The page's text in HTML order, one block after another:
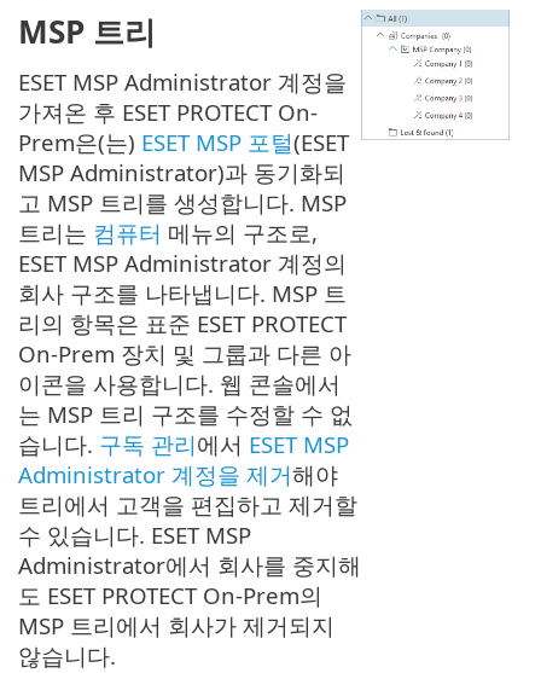
MSP 트리
ESET MSP Administrator 계정을
가져온 후 ESET PROTECT On-
Prem은(는) ESET MSP 포털(ESET
MSP Administrator)과 동기화되
고 MSP 트리를 생성합니다. MSP
트리는 컴퓨터 메뉴의 구조로,
ESET MSP Administrator 계정의
회사 구조를 나타냅니다. MSP 트
리의 항목은 표준 ESET PROTECT
On-Prem 장치 및 그룹과 다른 아
이콘을 사용합니다. 웹 콘솔에서
는 MSP 트리 구조를 수정할 수 없
습니다. 구독 관리에서 ESET MSP
Administrator 계정을 제거해야
트리에서 고객을 편집하고 제거할
수 있습니다. ESET MSP
Administrator에서 회사를 중지해
도 ESET PROTECT On-Prem의
MSP 트리에서 회사가 제거되지
않습니다.